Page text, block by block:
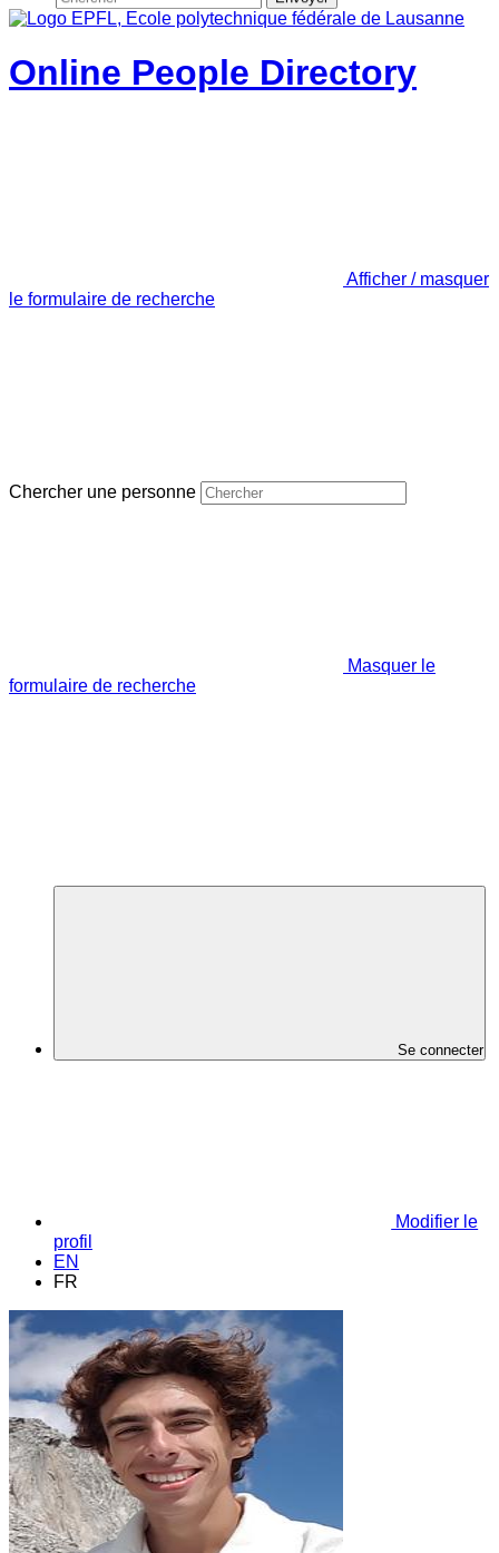
Online People Directory
Afficher / masquer
le formulaire de recherche
Chercher une personne
Masquer le
formulaire de recherche
Se connecter
Modifier le
profil
EN
FR